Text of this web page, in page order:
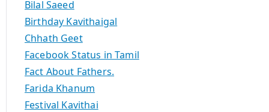
Bilal Saeed
Birthday Kavithaigal
Chhath Geet
Facebook Status in Tamil
Fact About Fathers.
Farida Khanum
Festival Kavithai